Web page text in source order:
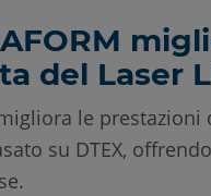
del Laser
migliora le
su DTEX,